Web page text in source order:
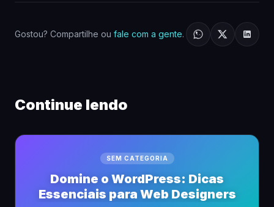
Gostou? Compartilhe ou fale com a gente.
Continue lendo
SEM CATEGORIA
Domine o WordPress: Dicas
Essenciais para Web Designers